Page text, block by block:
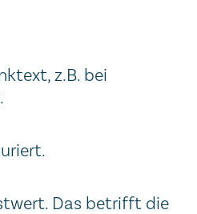
z.B. bei
Das betrifft die